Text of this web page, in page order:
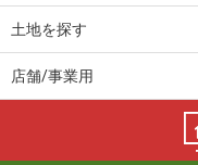
土地を探す
店舗/事業用